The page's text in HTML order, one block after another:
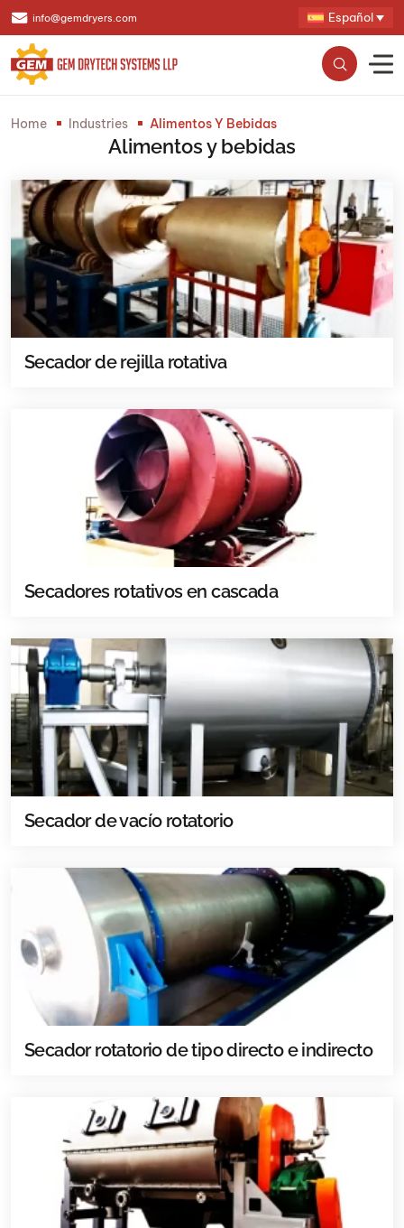
info@gemdryers.com Español
Home Industries Alimentos Y Bebidas
Alimentos y bebidas
Secador de rejilla rotativa
Secadores rotativos en cascada
Secador de vacío rotatorio
Secador rotatorio de tipo directo e indirecto